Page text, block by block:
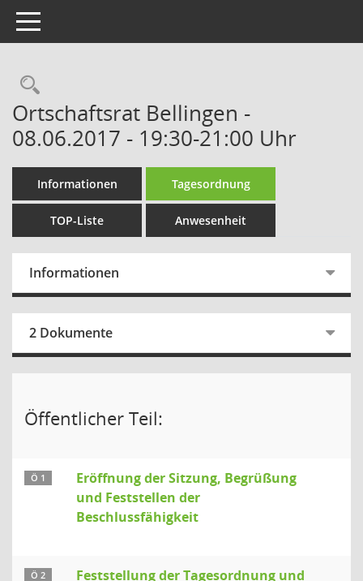
Toggle navigation
Rechercheauswahl
Ortschaftsrat Bellingen -
08.06.2017 - 19:30-21:00 Uhr
Informationen Tagesordnung
TOP-Liste Anwesenheit
Informationen
2 Dokumente
Öffentlicher Teil:
Ö 1
Eröffnung der Sitzung, Begrüßung
und Feststellen der
Beschlussfähigkeit
Ö 2
Feststellung der Tagesordnung und